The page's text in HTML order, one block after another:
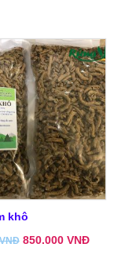
khô
850.000 VNĐ